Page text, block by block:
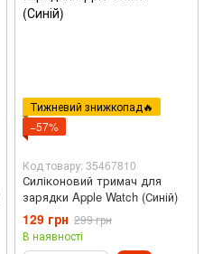
Тижневий знижкопад🔥
−57%
Код товару: 35467810
Силіконовий тримач для
зарядки Apple Watch (Синій)
129 грн 299 грн
В наявності